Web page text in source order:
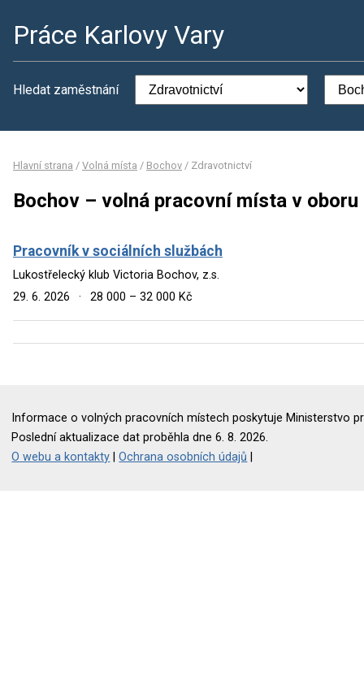
Práce Karlovy Vary
Hledat zaměstnání
Hlavní strana / Volná místa / Bochov / Zdravotnictví
Bochov – volná pracovní místa v
Pracovník v sociálních službách
Lukostřelecký klub Victoria Bochov, z.s.
29. 6. 2026
· 28 000 – 32 000 Kč
Informace o volných pracovních místech poskytuje Ministerstvo
Poslední aktualizace dat proběhla dne 6. 8. 2026.
O webu a kontakty |Ochrana osobních údajů